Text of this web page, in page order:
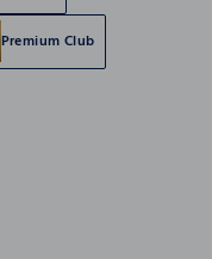
Premium Club